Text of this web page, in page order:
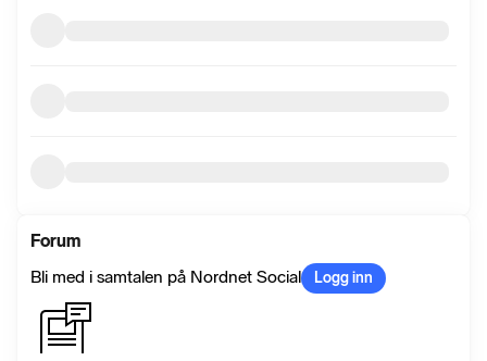
Forum
Bli med i samtalen på Nordnet Social
Logg inn